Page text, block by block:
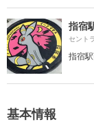
指宿
セント
指宿
基本情報